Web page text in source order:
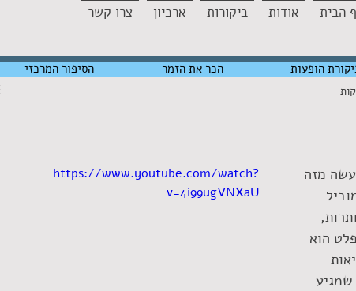
הבית אודות ביקורות ארכיון צרו קשר
https://www.youtube.com/watch?
v=4i99ugVNXaU
מזה
הוא
שמגיע
הסיפור המרכזי הכר את הזמר הופעות